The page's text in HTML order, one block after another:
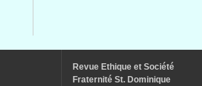
Revue Ethique et Société
Fraternité St. Dominique